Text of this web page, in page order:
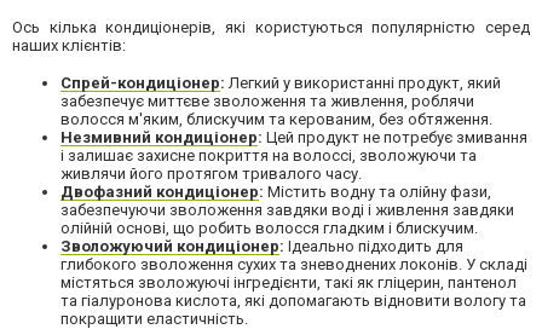
Ось кілька кондиціонерів, які користуються популярністю серед
наших клієнтів:
Спрей-кондиціонер: Легкий у використанні продукт, який
забезпечує миттєве зволоження та живлення, роблячи
волосся м'яким, блискучим та керованим, без обтяження.
Незмивний кондиціонер: Цей продукт не потребує змивання
і залишає захисне покриття на волоссі, зволожуючи та
живлячи його протягом тривалого часу.
Двофазний кондиціонер: Містить водну та олійну фази,
забезпечуючи зволоження завдяки воді і живлення завдяки
олійній основі, що робить волосся гладким і блискучим.
Зволожуючий кондиціонер: Ідеально підходить для
глибокого зволоження сухих та зневоднених локонів. У складі
містяться зволожуючі інгредієнти, такі як гліцерин, пантенол
та гіалуронова кислота, які допомагають відновити вологу та
покращити еластичність.